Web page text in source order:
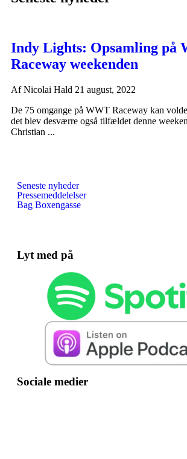
Indy Lights: Opsamling på
Raceway weekenden
AfNicolai Hald 21 august, 2022
De 75 omgange på WWT Raceway kan
det blev desværre også tilfældet denne
Christian ...
Seneste nyheder
Pressemeddelelser
Bag Boxengasse
Lyt med på
Sociale medier